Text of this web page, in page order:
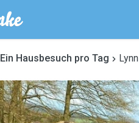
Ein Hausbesuch pro Tag Lynn